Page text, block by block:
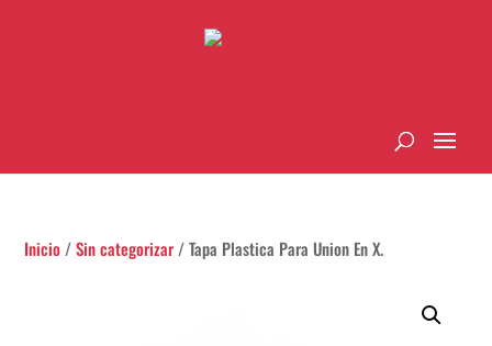
Inicio /Sin categorizar / Tapa Plastica Para Union En X.